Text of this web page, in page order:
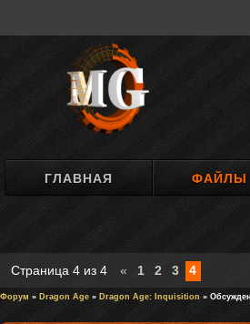
ГЛАВНАЯ ФАЙЛЫ
Страница 4 из 4 « 1 2 3 4
Форум » Dragon Age » Dragon Age: Inquisition »